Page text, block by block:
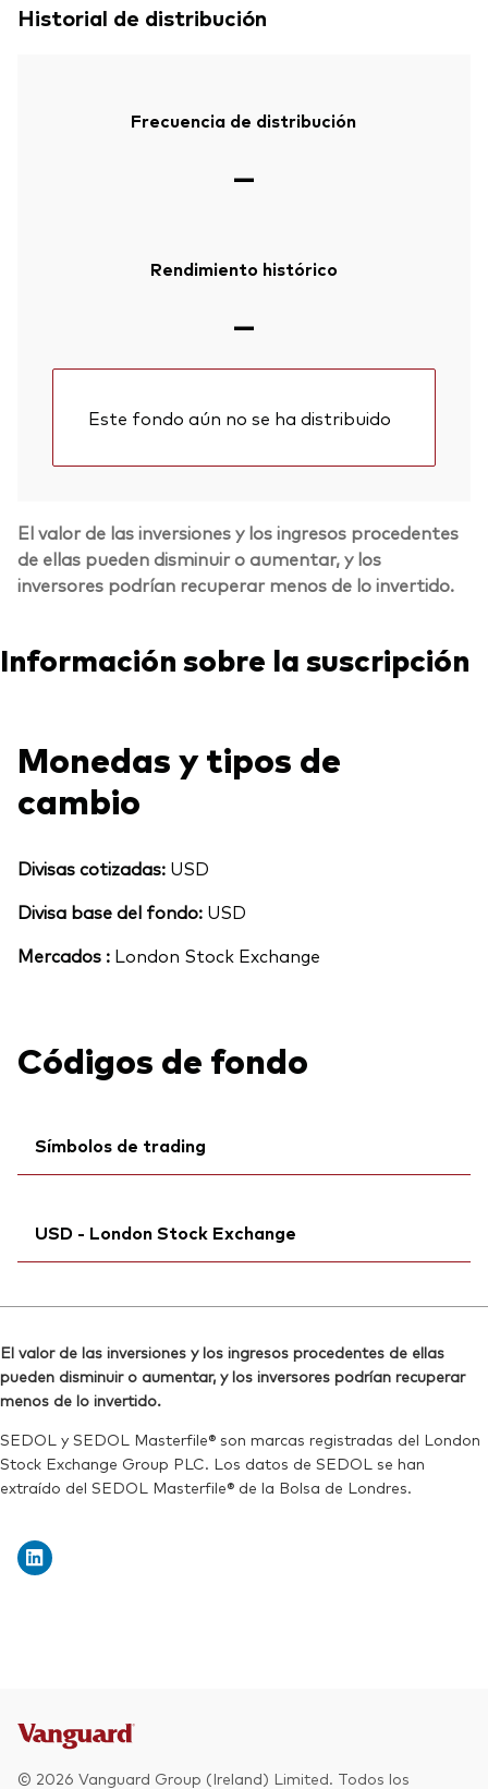
Historial de distribución
Frecuencia de distribución
—
Rendimiento histórico
—
Este fondo aún no se ha distribuido
El valor de las inversiones y los ingresos procedentes
de ellas pueden disminuir o aumentar, y los
inversores podrían recuperar menos de lo invertido.
Información sobre la suscripción
Monedas y tipos de
cambio
Divisas cotizadas: USD
Divisa base del fondo: USD
Mercados : London Stock Exchange
Códigos de fondo
Símbolos de trading
Bloomberg:VRVD LN
ID MEX:VRAALO
Reuters:VRVD.L
SEDOL:BVYDFR3
USD - London Stock Exchange
ISIN:IE000ELFEBZ3
Reuters:VRVD.L
SEDOL: BVYDFR3
Ticker de cotización:VRVD
El valor de las inversiones y los ingresos procedentes de ellas
pueden disminuir o aumentar, y los inversores podrían recuperar
menos de lo invertido.
SEDOL y SEDOL Masterfile® son marcas registradas del London
Stock Exchange Group PLC. Los datos de SEDOL se han
extraído del SEDOL Masterfile® de la Bolsa de Londres.
© 2026 Vanguard Group (Ireland) Limited. Todos los